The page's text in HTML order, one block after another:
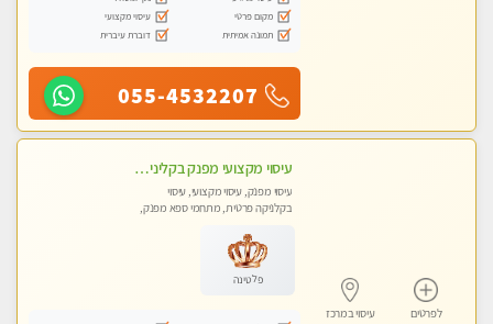
מקום פרטי
עיסוי מקצועי
תמונה אמיתית
דוברת עיברית
055-4532207
לפרטים
עיסוי במרכז
עיסוי מקצועי מפנק בקליניקה פרטית שירות vip לרציניים בלבד! מומלץ!! ללא מין
עיסוי מפנק, עיסוי מקצועי, עיסוי
בקלניקה פרטית, מתחמי ספא מפנק,
פלטינה